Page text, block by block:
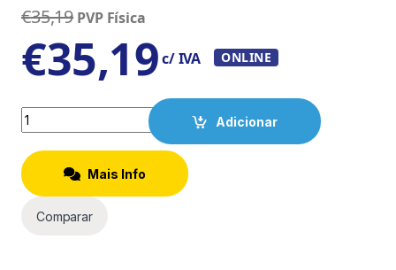
€35,19 PVP Física
€35,19c/ IVA ONLINE
Quantity
Adicionar
Mais Info
Comparar